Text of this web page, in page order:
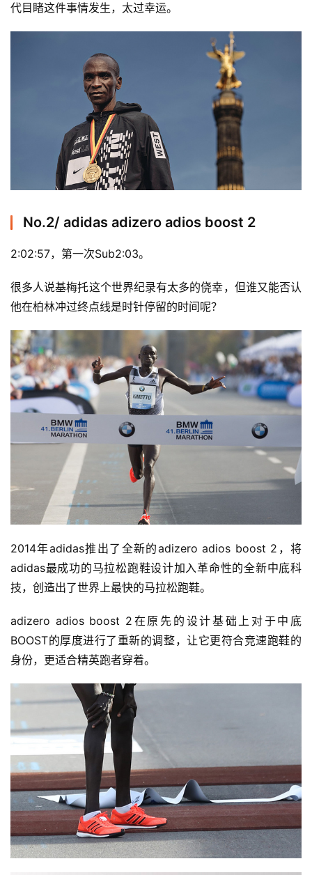
代目睹这件事情发生，太过幸运。
No.2/ adidas adizero adios boost 2
2:02:57，第一次Sub2:03。
很多人说基梅托这个世界纪录有太多的侥幸，但谁又能否认
他在柏林冲过终点线是时针停留的时间呢？
2014年adidas推出了全新的adizero adios boost 2，将
adidas最成功的马拉松跑鞋设计加入革命性的全新中底科
技，创造出了世界上最快的马拉松跑鞋。
adizero adios boost 2在原先的设计基础上对于中底
BOOST的厚度进行了重新的调整，让它更符合竞速跑鞋的
身份，更适合精英跑者穿着。